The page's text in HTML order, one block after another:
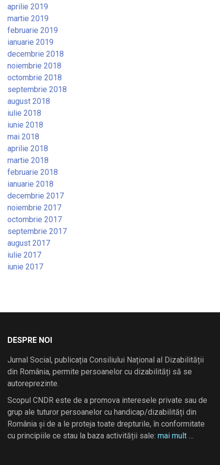
aprilie 2019
martie 2019
februarie 2019
ianuarie 2019
decembrie 2018
noiembrie 2018
octombrie 2018
septembrie 2018
august 2018
iulie 2018
iunie 2018
mai 2018
aprilie 2018
martie 2018
februarie 2018
ianuarie 2018
decembrie 2017
noiembrie 2017
octombrie 2017
septembrie 2017
august 2017
iulie 2017
iunie 2017
DESPRE NOI
Jurnal Social, publicația Consiliului Național al Dizabilității
din România, permite persoanelor cu dizabilități să se
autoreprezinte.
Scopul CNDR este de a promova interesele private sau de
grup ale tuturor persoanelor cu handicap/dizabilități din
România și de a le proteja toate drepturile, în conformitate
cu principiile ce stau la baza activității sale: mai mult …